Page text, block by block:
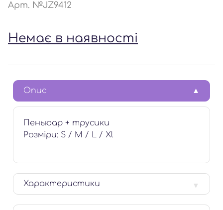
Арт. №JZ9412
Немає в наявності
Опис
Пеньюар + трусики
Розміри: S / M / L / Xl
Характеристики